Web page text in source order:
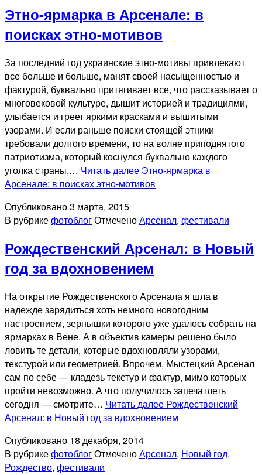
Этно-ярмарка в Арсенале: в
поисках этно-мотивов
За последний год украинские этно-мотивы привлекают
все больше и больше, манят своей насыщенностью и
фактурой, буквально притягивает все, что рассказывает о
многовековой культуре, дышит историей и традициями,
улыбается и греет яркими красками и вышитыми
узорами. И если раньше поиски стоящей этники
требовали долгого времени, то на волне приподнятого
патриотизма, который коснулся буквально каждого
уголка страны,… Читать далее Этно-ярмарка в
Арсенале: в поисках этно-мотивов
Опубликовано3 марта, 2015
В рубрикефотоблогОтмеченоАрсенал, фестивали
Рождественский Арсенал: в Новый
год за вдохновением
На открытие Рождественского Арсенала я шла в
надежде зарядиться хоть немного новогодним
настроением, зернышки которого уже удалось собрать на
ярмарках в Вене. А в объектив камеры решено было
ловить те детали, которые вдохновляли узорами,
текстурой или геометрией. Впрочем, Мыстецкий Арсенал
сам по себе — кладезь текстур и фактур, мимо которых
пройти невозможно. А что получилось запечатлеть
сегодня — смотрите… Читать далее Рождественский
Арсенал: в Новый год за вдохновением
Опубликовано 18 декабря, 2014
В рубрикефотоблогОтмеченоАрсенал, Новый год,
Рождество, фестивали